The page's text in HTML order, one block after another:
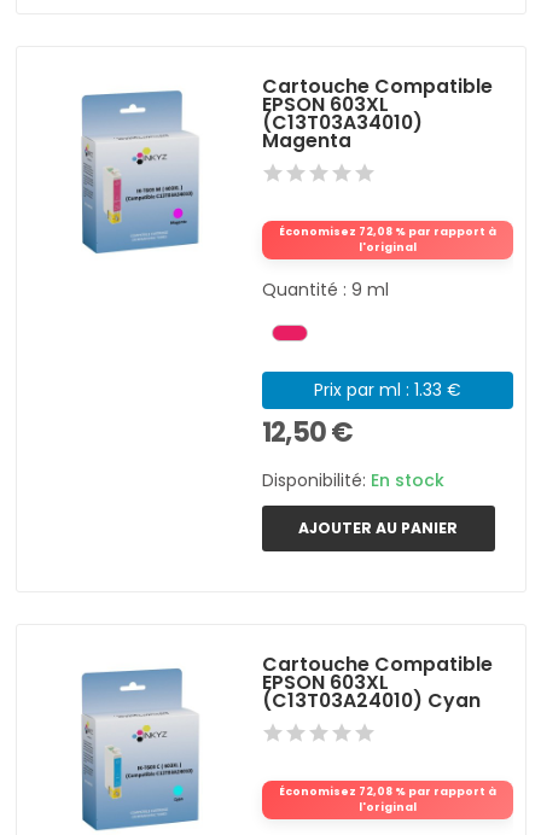
Cartouche Compatible
EPSON 603XL
(C13T03A34010)
Magenta
Économisez 72,08 % par rapport à
l'original
Quantité : 9 ml
Prix par ml : 1.33 €
12,50 €
Disponibilité: En stock
AJOUTER AU PANIER
Cartouche Compatible
EPSON 603XL
(C13T03A24010) Cyan
Économisez 72,08 % par rapport à
l'original